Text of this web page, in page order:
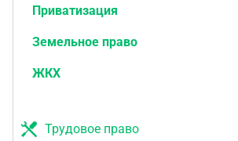
Приватизация
Земельное право
ЖКХ
Трудовое право